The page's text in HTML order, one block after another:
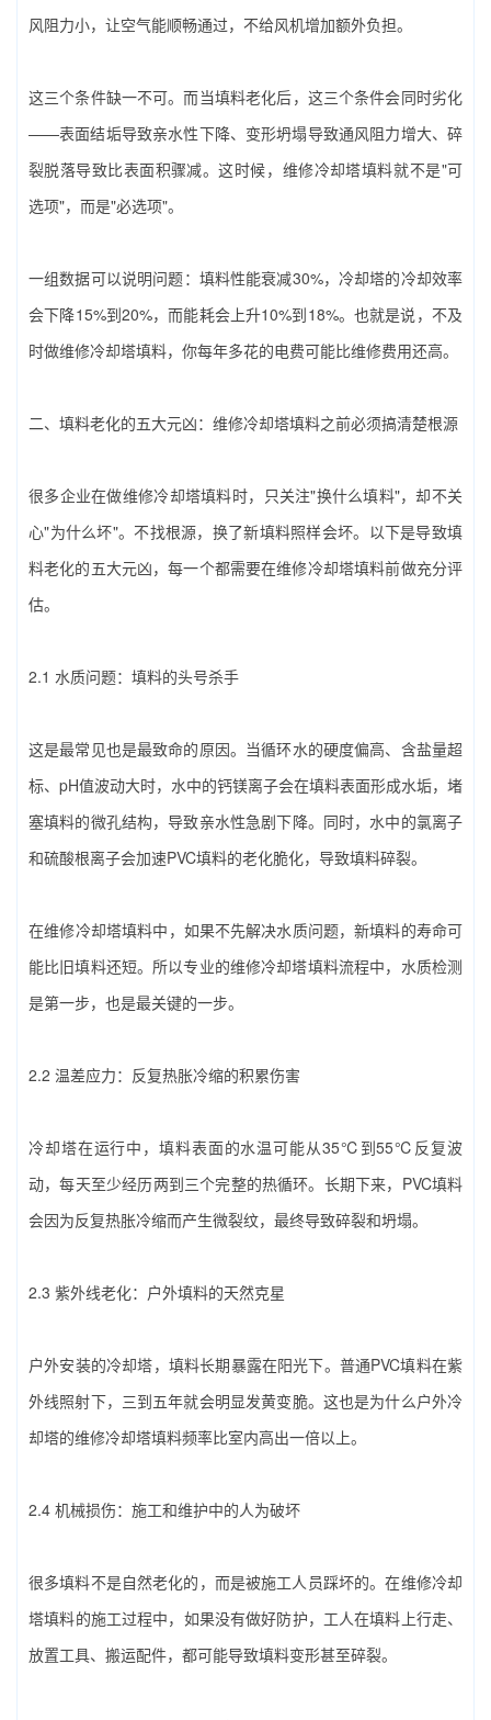
风阻力小，让空气能顺畅通过，不给风机增加额外负担。
这三个条件缺一不可。而当填料老化后，这三个条件会同时劣化
——表面结垢导致亲水性下降、变形坍塌导致通风阻力增大、碎
裂脱落导致比表面积骤减。这时候，‌维修冷却塔填料‌就不是"可
选项"，而是"必选项"。
一组数据可以说明问题：填料性能衰减30%，冷却塔的冷却效率
会下降15%到20%，而能耗会上升10%到18%。也就是说，不及
时做‌维修冷却塔填料‌，你每年多花的电费可能比维修费用还高。
二、填料老化的五大元凶：‌维修冷却塔填料‌之前必须搞清楚根源
很多企业在做‌维修冷却塔填料‌时，只关注"换什么填料"，却不关
心"为什么坏"。不找根源，换了新填料照样会坏。以下是导致填
料老化的五大元凶，每一个都需要在‌维修冷却塔填料‌前做充分评
估。
2.1 水质问题：填料的头号杀手
这是最常见也是最致命的原因。当循环水的硬度偏高、含盐量超
标、pH值波动大时，水中的钙镁离子会在填料表面形成水垢，堵
塞填料的微孔结构，导致亲水性急剧下降。同时，水中的氯离子
和硫酸根离子会加速PVC填料的老化脆化，导致填料碎裂。
在‌维修冷却塔填料‌中，如果不先解决水质问题，新填料的寿命可
能比旧填料还短。所以专业的‌维修冷却塔填料‌流程中，水质检测
是第一步，也是最关键的一步。
2.2 温差应力：反复热胀冷缩的积累伤害
冷却塔在运行中，填料表面的水温可能从35℃到55℃反复波
动，每天至少经历两到三个完整的热循环。长期下来，PVC填料
会因为反复热胀冷缩而产生微裂纹，最终导致碎裂和坍塌。
2.3 紫外线老化：户外填料的天然克星
户外安装的冷却塔，填料长期暴露在阳光下。普通PVC填料在紫
外线照射下，三到五年就会明显发黄变脆。这也是为什么户外冷
却塔的‌维修冷却塔填料‌频率比室内高出一倍以上。
2.4 机械损伤：施工和维护中的人为破坏
很多填料不是自然老化的，而是被施工人员踩坏的。在‌维修冷却
塔填料‌的施工过程中，如果没有做好防护，工人在填料上行走、
放置工具、搬运配件，都可能导致填料变形甚至碎裂。